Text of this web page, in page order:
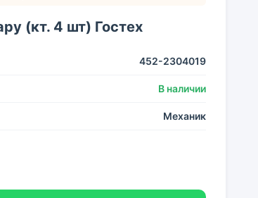
(кт. 4 шт) Гостех
452-2304019
В наличии
Механик